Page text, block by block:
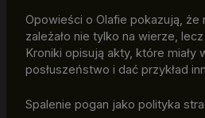
Opowieści o Olafie pokazują, że
zależało nie tylko na wierze,
Kroniki opisują akty, które miały
posłuszeństwo i dać przykład
Spalenie pogan jako polityka